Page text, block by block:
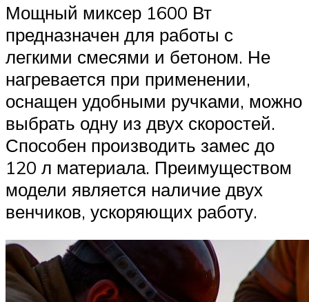
Мощный миксер 1600 Вт
предназначен для работы с
легкими смесями и бетоном. Не
нагревается при применении,
оснащен удобными ручками, можно
выбрать одну из двух скоростей.
Способен производить замес до
120 л материала. Преимуществом
модели является наличие двух
венчиков, ускоряющих работу.